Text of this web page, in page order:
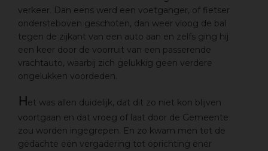
verkeer. Dan eens werd een voetganger, of fietser
ondersteboven geschoten, dan weer vloog de bal
tegen de zijkant van een auto aan en zelfs ging hij
een keer door de voorruit van een passerende
vrachtauto, waarbij zich gelukkig geen verdere
ongelukken voordeden.
H et was allen duidelijk, dat dit zo niet kon blijven
voortgaan en dat vroeg of laat door de Gemeente
zou worden ingegrepen. En zo kwam men tot de
gedachte een vergadering tot oprichting ener